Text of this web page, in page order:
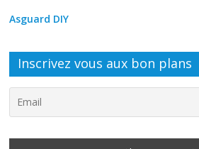
Asguard DIY
Inscrivez vous aux bon plans